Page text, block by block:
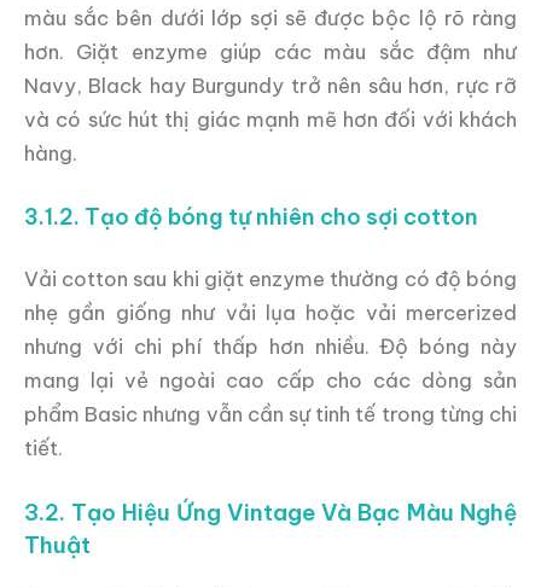
màu sắc bên dưới lớp sợi sẽ được bộc lộ rõ ràng
hơn. Giặt enzyme giúp các màu sắc đậm như
Navy, Black hay Burgundy trở nên sâu hơn, rực rỡ
và có sức hút thị giác mạnh mẽ hơn đối với khách
hàng.
3.1.2. Tạo độ bóng tự nhiên cho sợi cotton
Vải cotton sau khi giặt enzyme thường có độ bóng
nhẹ gần giống như vải lụa hoặc vải mercerized
nhưng với chi phí thấp hơn nhiều. Độ bóng này
mang lại vẻ ngoài cao cấp cho các dòng sản
phẩm Basic nhưng vẫn cần sự tinh tế trong từng chi
tiết.
3.2. Tạo Hiệu Ứng Vintage Và Bạc Màu Nghệ
Thuật